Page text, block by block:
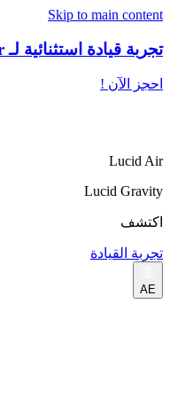
Skip to main content
تجربة قيادة استثنائية لـ Lucid Air و Lucid Gravity،
احجز الآن !
Lucid Air
Lucid Gravity
اكتشف
تجربة القيادة
AE